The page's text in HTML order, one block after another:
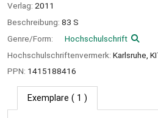
Verlag: 2011
Beschreibung: 83 S
Genre/Form:
Hochschulschrift
Hochschulschriftenvermerk: Karlsruhe,
PPN: 1415188416
Exemplare ( 1 )